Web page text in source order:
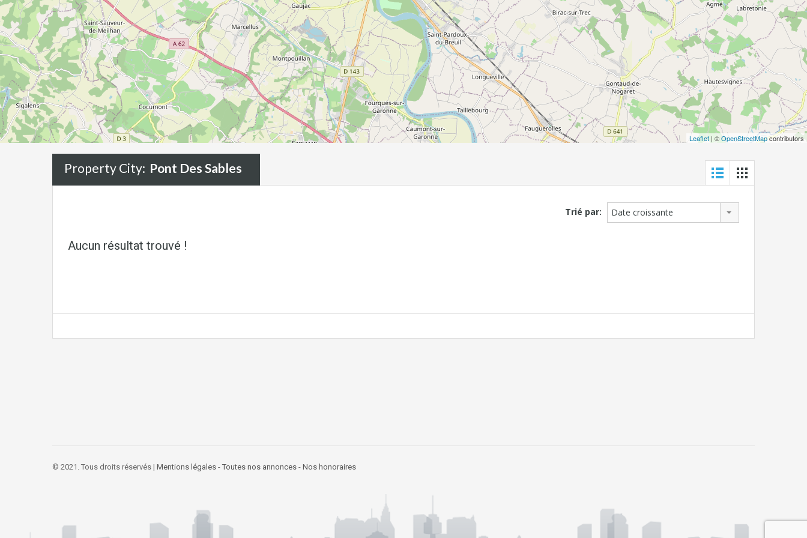
Leaflet | ©OpenStreetMapcontributors
Property City: Pont Des Sables
Trié par: Date croissante
Aucun résultat trouvé !
© 2021. Tous droits réservés | Mentions légales - Toutes nos annonces - Nos honoraires